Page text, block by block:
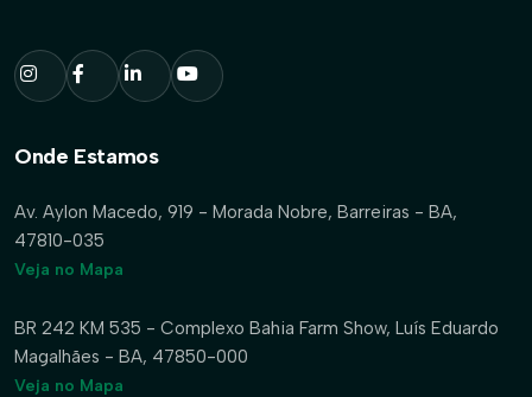
Onde Estamos
Av. Aylon Macedo, 919 - Morada Nobre, Barreiras - BA,
47810-035
Veja no Mapa
BR 242 KM 535 - Complexo Bahia Farm Show, Luís Eduardo
Magalhães - BA, 47850-000
Veja no Mapa